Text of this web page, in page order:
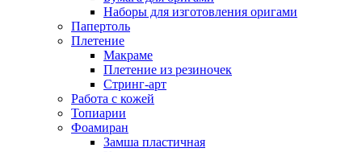
Наборы для изготовления оригами
Папертоль
Плетение
Макраме
Плетение из резиночек
Стринг-арт
Работа с кожей
Топиарии
Фоамиран
Замша пластичная